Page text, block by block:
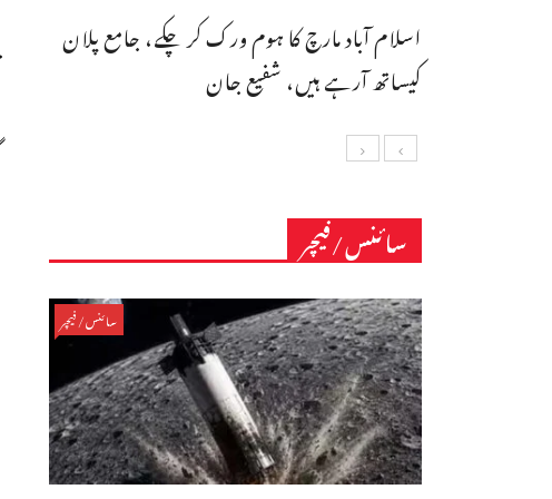
اسلام آباد مارچ کا ہوم ورک کر چکے، جامع پلان
کیساتھ آرہے ہیں، شفیع جان
سائنس/فیچر
سائنس/فیچر